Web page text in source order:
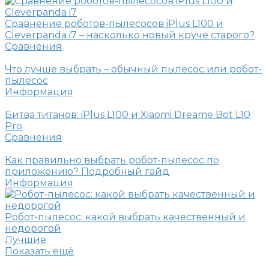
Сравнение роботов-пылесосов iPlus L100 и
Cleverpanda i7 – насколько новый круче старого?
Сравнения
Что лучше выбрать – обычный пылесос или робот-
пылесос
Информация
Битва титанов: iPlus L100 и Xiaomi Dreame Bot L10
Pro
Сравнения
Как правильно выбрать робот-пылесос по
приложению? Подробный гайд
Информация
Робот-пылесос: какой выбрать качественный и
недорогой
Лучшие
Показать ещё